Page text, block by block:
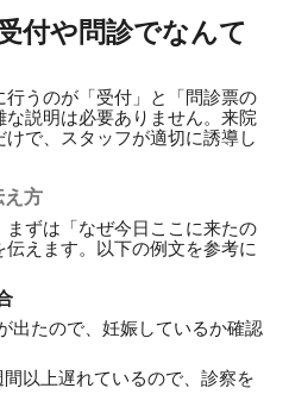
付や問診でなんて
うのが「受付」と「問診票の
説明は必要ありません。来院
で、スタッフが適切に誘導し
え方
ずは「なぜ今日ここに来たの
えます。以下の例文を参考に
出たので、妊娠しているか確認
間以上遅れているので、診察を